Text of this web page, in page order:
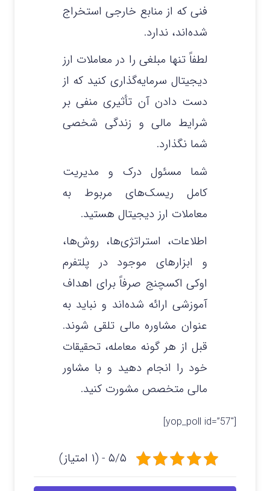
فنی که از منابع خارجی استخراج
شده‌اند، ندارد.
لطفاً تنها مبلغی را در معاملات ارز
دیجیتال سرمایه‌گذاری کنید که از
دست دادن آن تأثیری منفی بر
شرایط مالی و زندگی شخصی
شما نگذارد.
شما مسئول درک و مدیریت
کامل ریسک‌های مربوط به
معاملات ارز دیجیتال هستید.
اطلاعات، استراتژی‌ها، روش‌ها،
و ابزارهای موجود در پلتفرم
اوکی اکسچنج صرفاً برای اهداف
آموزشی ارائه شده‌اند و نباید به
عنوان مشاوره مالی تلقی شوند.
قبل از هر گونه معامله، تحقیقات
خود را انجام دهید و با مشاور
مالی متخصص مشورت کنید.
[yop_poll id=”57″]
۵/۵ - (۱ امتیاز)